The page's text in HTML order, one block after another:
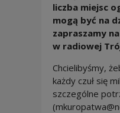
liczba miejsc
mogą być na
zapraszamy
w radiowej
Chcielibyśmy,
każdy czuł się
szczególne